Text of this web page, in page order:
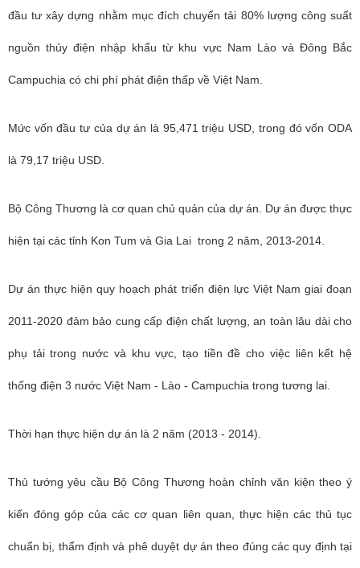
đầu tư xây dựng nhằm mục đích chuyển tải 80% lượng công suất
nguồn thủy điện nhập khẩu từ khu vực Nam Lào và Đông Bắc
Campuchia có chi phí phát điện thấp về Việt Nam.
Mức vốn đầu tư của dự án là 95,471 triệu USD, trong đó vốn ODA
là 79,17 triệu USD.
Bộ Công Thương là cơ quan chủ quản của dự án. Dự án được thực
hiện tại các tỉnh Kon Tum và Gia Lai trong 2 năm, 2013-2014.
Dự án thực hiện quy hoạch phát triển điện lực Việt Nam giai đoạn
2011-2020 đảm bảo cung cấp điện chất lượng, an toàn lâu dài cho
phụ tải trong nước và khu vực, tạo tiền đề cho việc liên kết hệ
thống điện 3 nước Việt Nam - Lào - Campuchia trong tương lai.
Thời hạn thực hiện dự án là 2 năm (2013 - 2014).
Thủ tướng yêu cầu Bộ Công Thương hoàn chỉnh văn kiện theo ý
kiến đóng góp của các cơ quan liên quan, thực hiện các thủ tục
chuẩn bị, thẩm định và phê duyệt dự án theo đúng các quy định tại